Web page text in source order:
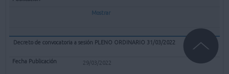
Mostrar
Decreto de convocatoria a sesión PLENO ORDINARIO 31/03/2022
29/03/2022